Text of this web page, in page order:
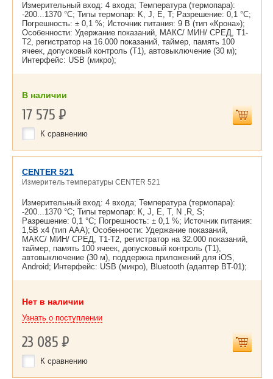
Измерительный вход: 4 входа; Температура (термопара):
-200...1370 °С; Типы термопар: K, J, E, T; Разрешение: 0,1 °С;
Погрешность: ± 0,1 %; Источник питания: 9 В (тип «Крона»);
Особенности: Удержание показаний, МАКС/ МИН/ СРЕД, Т1-
Т2, регистратор на 16.000 показаний, таймер, память 100
ячеек, допусковый контроль (Т1), автовыключение (30 м);
Интерфейс: USB (микро);
В наличии
17 575Р
К сравнению
CENTER 521
Измеритель температуры CENTER 521
Измерительный вход: 4 входа; Температура (термопара):
-200...1370 °С; Типы термопар: К, J, E, T, N ,R, S;
Разрешение: 0,1 °С; Погрешность: ± 0,1 %; Источник питания:
1,5В х4 (тип ААА); Особенности: Удержание показаний,
МАКС/ МИН/ СРЕД, Т1-Т2, регистратор на 32.000 показаний,
таймер, память 100 ячеек, допусковый контроль (Т1),
автовыключение (30 м), поддержка приложений для iOS,
Android; Интерфейс: USB (микро), Bluetooth (адаптер BT-01);
Нет в наличии
Узнать о поступлении
23 085Р
К сравнению